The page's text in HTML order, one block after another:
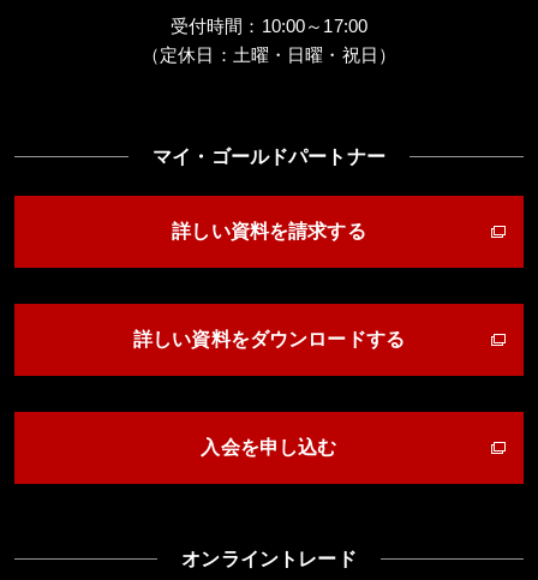
受付時間：10:00～17:00
（定休日：土曜・日曜・祝日）
マイ・ゴールドパートナー
詳しい資料を請求する
詳しい資料をダウンロードする
入会を申し込む
オンライントレード